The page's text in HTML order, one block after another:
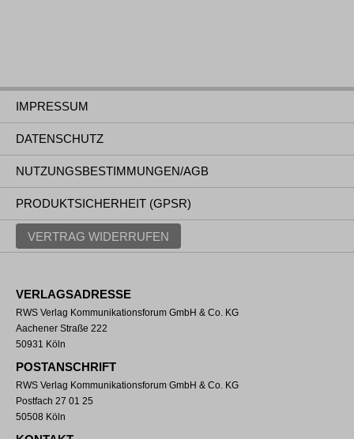
IMPRESSUM
DATENSCHUTZ
NUTZUNGSBESTIMMUNGEN/AGB
PRODUKTSICHERHEIT (GPSR)
VERTRAG WIDERRUFEN
VERLAGSADRESSE
RWS Verlag Kommunikationsforum GmbH & Co. KG
Aachener Straße 222
50931 Köln
POSTANSCHRIFT
RWS Verlag Kommunikationsforum GmbH & Co. KG
Postfach 27 01 25
50508 Köln